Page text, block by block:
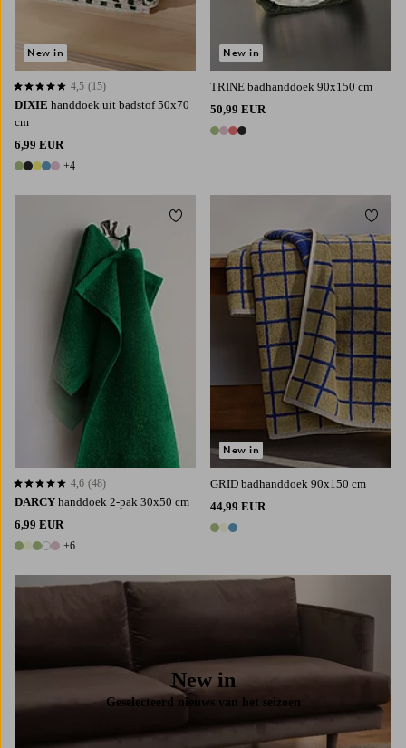
DIXIE handdoek uit badstof 50x70
cm
6,99 EUR
9 kleuren
+4
4,5 op basis van 15 beoordelingen
4,5 (15)
New in
TRINE badhanddoek 90x150 cm
50,99 EUR
4 kleuren
New in
DARCY handdoek 2-pak 30x50 cm
6,99 EUR
11 kleuren
+6
4,6 op basis van 48 beoordelingen
4,6 (48)
Toevoegen aan favorieten
GRID badhanddoek 90x150 cm
44,99 EUR
3 kleuren
New in
New in
Geselecteerd nieuws van het seizoen